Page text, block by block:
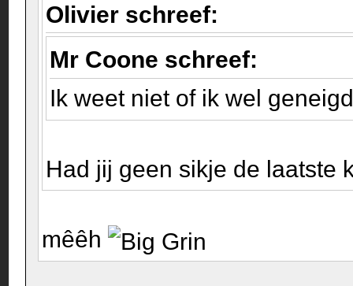
Olivier schreef:
Mr Coone schreef:
Ik weet niet of ik wel
Had jij geen sikje de laatste
mêêh